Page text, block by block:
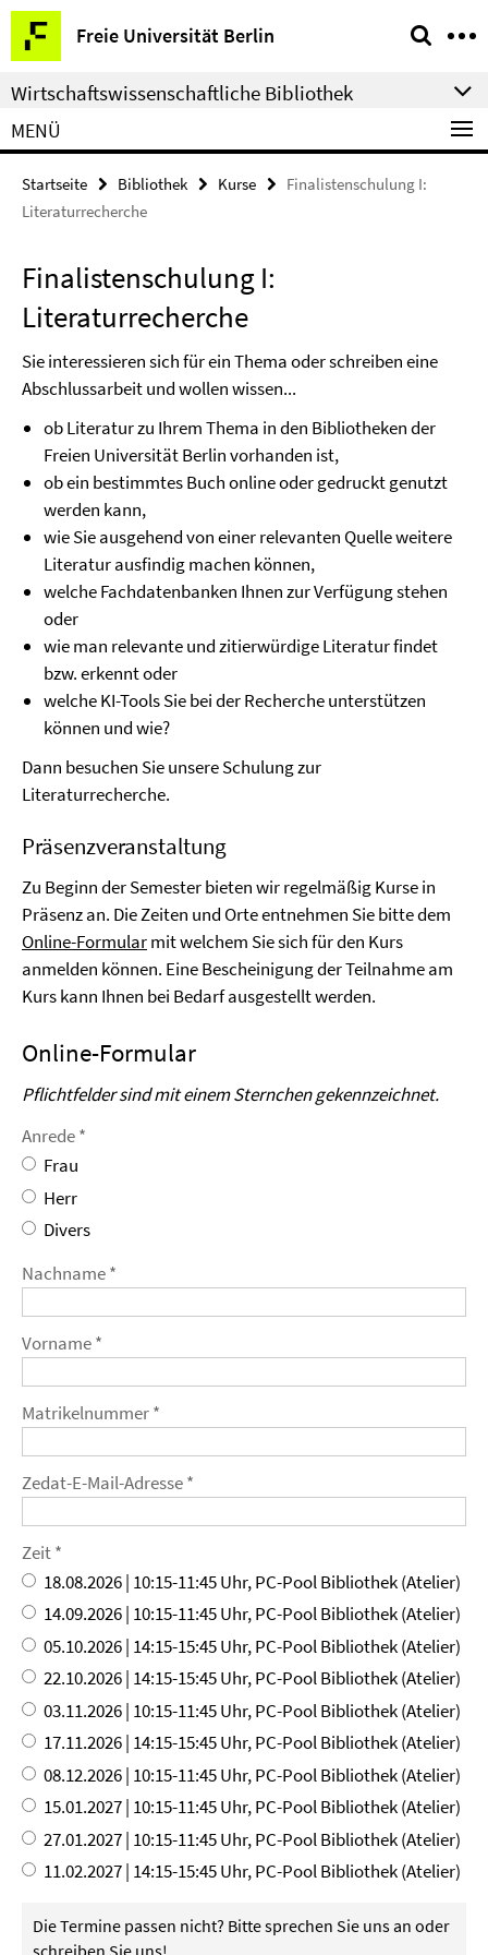
Springe
direkt
zu
Inhalt
Freie Universität Berlin
Service-
Navigation
Wirtschaftswissenschaftliche Bibliothek
MENÜ
Startseite Bibliothek Kurse
Finalistenschulung I:
Literaturrecherche
Finalistenschulung I:
Literaturrecherche
Sie interessieren sich für ein Thema oder schreiben eine
Abschlussarbeit und wollen wissen...
ob Literatur zu Ihrem Thema in den Bibliotheken der
Freien Universität Berlin vorhanden ist,
ob ein bestimmtes Buch online oder gedruckt genutzt
werden kann,
wie Sie ausgehend von einer relevanten Quelle weitere
Literatur ausfindig machen können,
welche Fachdatenbanken Ihnen zur Verfügung stehen
oder
wie man relevante und zitierwürdige Literatur findet
bzw. erkennt oder
welche KI-Tools Sie bei der Recherche unterstützen
können und wie?
Dann besuchen Sie unsere Schulung zur
Literaturrecherche.
Präsenzveranstaltung
Zu Beginn der Semester bieten wir regelmäßig Kurse in
Präsenz an. Die Zeiten und Orte entnehmen Sie bitte dem
Online-Formularmit welchem Sie sich für den Kurs
anmelden können. Eine Bescheinigung der Teilnahme am
Kurs kann Ihnen bei Bedarf ausgestellt werden.
Online-Formular
Pflichtfelder sind mit einem Sternchen gekennzeichnet.
Anrede *
Frau
Herr
Divers
Nachname *
Vorname *
Matrikelnummer *
Zedat-E-Mail-Adresse *
Zeit *
18.08.2026 | 10:15-11:45 Uhr, PC-Pool Bibliothek (Atelier)
14.09.2026 | 10:15-11:45 Uhr, PC-Pool Bibliothek (Atelier)
05.10.2026 | 14:15-15:45 Uhr, PC-Pool Bibliothek (Atelier)
22.10.2026 | 14:15-15:45 Uhr, PC-Pool Bibliothek (Atelier)
03.11.2026 | 10:15-11:45 Uhr, PC-Pool Bibliothek (Atelier)
17.11.2026 | 14:15-15:45 Uhr, PC-Pool Bibliothek (Atelier)
08.12.2026 | 10:15-11:45 Uhr, PC-Pool Bibliothek (Atelier)
15.01.2027 | 10:15-11:45 Uhr, PC-Pool Bibliothek (Atelier)
27.01.2027 | 10:15-11:45 Uhr, PC-Pool Bibliothek (Atelier)
11.02.2027 | 14:15-15:45 Uhr, PC-Pool Bibliothek (Atelier)
Die Termine passen nicht? Bitte sprechen Sie uns an oder
schreiben Sie uns!